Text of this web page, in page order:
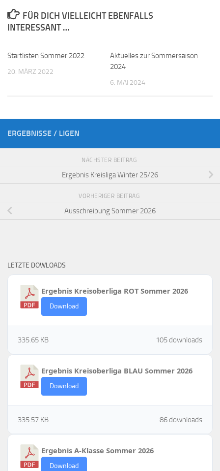
FÜR DICH VIELLEICHT EBENFALLS
INTERESSANT …
Startlisten Sommer 2022
20. MÄRZ 2022
Aktuelles zur Sommersaison
2024
6. MAI 2024
ERGEBNISSE / LIGEN
NÄCHSTER BEITRAG
Ergebnis Kreisliga Winter 25/26
VORHERIGER BEITRAG
Ausschreibung Sommer 2026
LETZTE DOWLOADS
Ergebnis Kreisoberliga ROT Sommer 2026
Download
105 downloads
335.65 KB
Ergebnis Kreisoberliga BLAU Sommer 2026
Download
86 downloads
335.57 KB
Ergebnis A-Klasse Sommer 2026
Download